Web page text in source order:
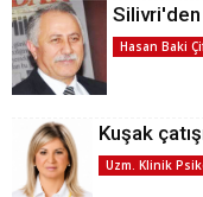
Hasan Baki
Kuşak
Uzm. Klinik